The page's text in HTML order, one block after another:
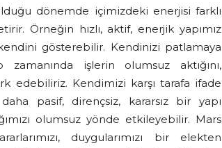
dönemde içimizdeki enerjisi farklı
Örneğin hızlı, aktif, enerjik yapımız
gösterebilir. Kendinizi patlamaya
işlerin olumsuz aktığını,
edebiliriz. Kendimizi karşı tarafa ifade
pasif, dirençsiz, kararsız bir yapı
olumsuz yönde etkileyebilir. Mars
duygularımızı bir elekten